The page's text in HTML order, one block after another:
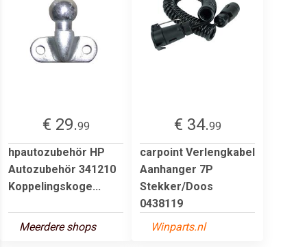
€ 29.99
hpautozubehör HP
Autozubehör 341210
Koppelingskoge...
Meerdere shops
€ 34.99
carpoint Verlengkabel
Aanhanger 7P
Stekker/Doos
0438119
Winparts.nl